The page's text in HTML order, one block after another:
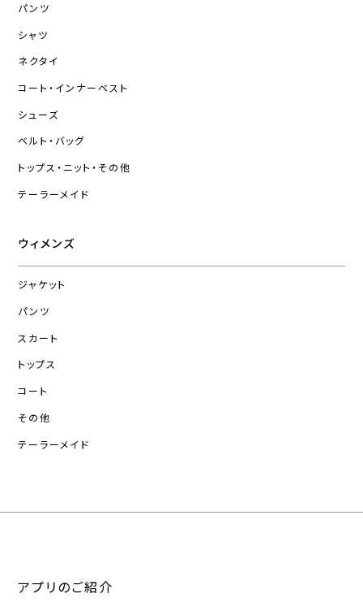
パンツ
シャツ
ネクタイ
コート・インナーベスト
シューズ
ベルト・バッグ
トップス・ニット・その他
テーラーメイド
ウィメンズ
ジャケット
パンツ
スカート
トップス
コート
その他
テーラーメイド
アプリのご紹介